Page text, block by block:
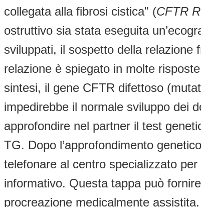
collegata alla fibrosi cistica" (CFTR
ostruttivo sia stata eseguita
sviluppati, il sospetto della relazione
relazione è spiegato in molte
sintesi, il gene CFTR difettoso
impedirebbe il normale sviluppo dei
approfondire nel partner il test
TG. Dopo l’approfondimento
telefonare al centro specializzato
informativo. Questa tappa può
procreazione medicalmente